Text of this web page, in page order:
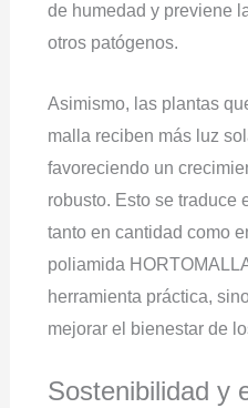
de humedad y previene
otros patógenos.
Asimismo, las plantas
malla reciben más luz
favoreciendo un
robusto. Esto se traduce
tanto en cantidad como
poliamida
herramienta práctica,
mejorar el bienestar de
Sostenibilidad y